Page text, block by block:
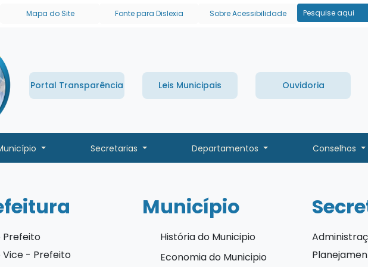
links de acessibilidade
Mapa do Site Fonte para Dislexia Sobre Acessibilidade Pesquisar
Portal Transparência Leis Municipais Ouvidoria
Secretarias Departamentos Conselhos
Prefeito
Vice - Prefeito
Município
História do Municipio
Economia do Municipio